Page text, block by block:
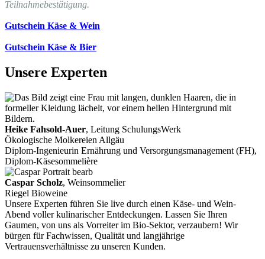
Teilnahmebestätigung.
Gutschein Käse & Wein
Gutschein Käse & Bier
Unsere Experten
Heike Fahsold-Auer, Leitung SchulungsWerk
Ökologische Molkereien Allgäu
Diplom-Ingenieurin Ernährung und Versorgungsmanagement (FH),
Diplom-Käsesommelière
Caspar Scholz, Weinsommelier
Riegel Bioweine
Unsere Experten führen Sie live durch einen Käse- und Wein-
Abend voller kulinarischer Entdeckungen. Lassen Sie Ihren
Gaumen, von uns als Vorreiter im Bio-Sektor, verzaubern! Wir
bürgen für Fachwissen, Qualität und langjährige
Vertrauensverhältnisse zu unseren Kunden.